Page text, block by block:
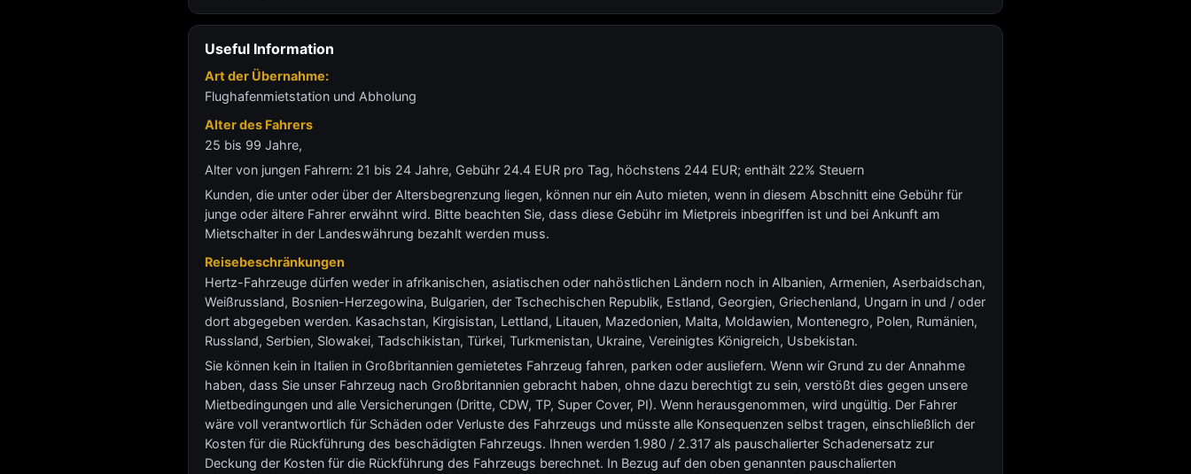
Useful Information
Art der Übernahme:
Flughafenmietstation und Abholung
Alter des Fahrers
25 bis 99 Jahre,
Alter von jungen Fahrern: 21 bis 24 Jahre, Gebühr 24.4 EUR pro Tag, höchstens 244 EUR; enthält 22% Steuern
Kunden, die unter oder über der Altersbegrenzung liegen, können nur ein Auto mieten, wenn in diesem Abschnitt eine Gebühr für
junge oder ältere Fahrer erwähnt wird. Bitte beachten Sie, dass diese Gebühr im Mietpreis inbegriffen ist und bei Ankunft am
Mietschalter in der Landeswährung bezahlt werden muss.
Reisebeschränkungen
Hertz-Fahrzeuge dürfen weder in afrikanischen, asiatischen oder nahöstlichen Ländern noch in Albanien, Armenien, Aserbaidschan,
Weißrussland, Bosnien-Herzegowina, Bulgarien, der Tschechischen Republik, Estland, Georgien, Griechenland, Ungarn in und / oder
dort abgegeben werden. Kasachstan, Kirgisistan, Lettland, Litauen, Mazedonien, Malta, Moldawien, Montenegro, Polen, Rumänien,
Russland, Serbien, Slowakei, Tadschikistan, Türkei, Turkmenistan, Ukraine, Vereinigtes Königreich, Usbekistan.
Sie können kein in Italien in Großbritannien gemietetes Fahrzeug fahren, parken oder ausliefern. Wenn wir Grund zu der Annahme
haben, dass Sie unser Fahrzeug nach Großbritannien gebracht haben, ohne dazu berechtigt zu sein, verstößt dies gegen unsere
Mietbedingungen und alle Versicherungen (Dritte, CDW, TP, Super Cover, PI). Wenn herausgenommen, wird ungültig. Der Fahrer
wäre voll verantwortlich für Schäden oder Verluste des Fahrzeugs und müsste alle Konsequenzen selbst tragen, einschließlich der
Kosten für die Rückführung des beschädigten Fahrzeugs. Ihnen werden 1.980 / 2.317 als pauschalierter Schadenersatz zur
Deckung der Kosten für die Rückführung des Fahrzeugs berechnet. In Bezug auf den oben genannten pauschalierten